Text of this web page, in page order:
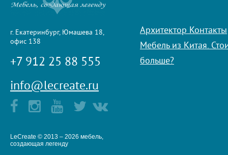
г. Екатеринбург, Юмашева 18,
офис 138
+7 912 25 88 555
info@lecreate.ru
LeCreate © 2013 – 2026 мебель,
создающая легенду
Архитектор Контакты
Мебель из Китая.
больше?